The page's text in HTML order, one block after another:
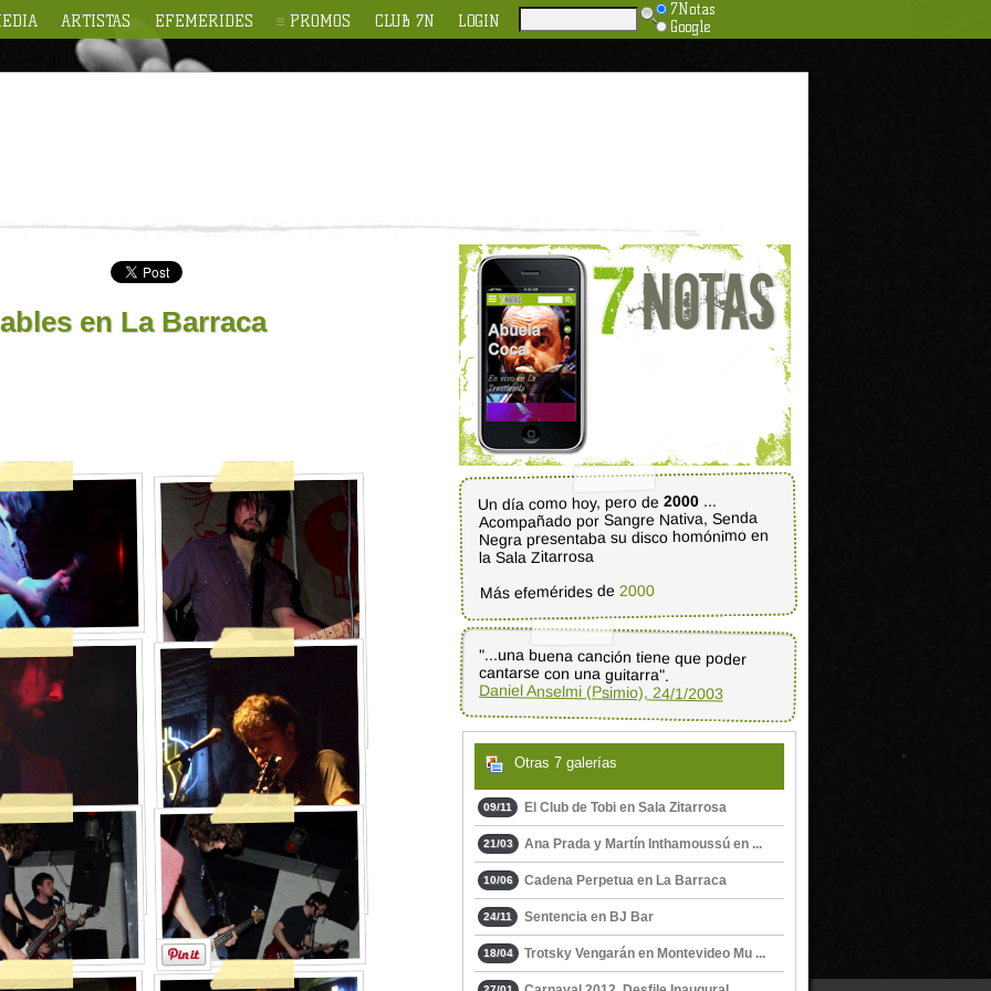
ARTISTAS EFEMERIDES PROMOS CLUB 7N LOGIN
7Notas
Google
en La Barraca
Un día como hoy, pero de2000 ...
Acompañado por Sangre Nativa, Senda
Negra presentaba su disco homónimo en
la Sala Zitarrosa
Más efemérides de 2000
"...una buena canción tiene que poder
cantarse con una guitarra".
Daniel Anselmi (Psimio), 24/1/2003
Otras 7 galerías
09/11 El Club de Tobi en Sala Zitarrosa
21/03 Ana Prada y Martín Inthamoussú en ...
10/06 Cadena Perpetua en La Barraca
24/11 Sentencia en BJ Bar
18/04 Trotsky Vengarán en Montevideo Mu ...